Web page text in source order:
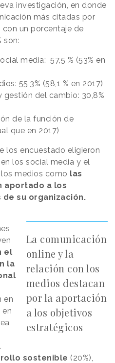
investigación, en donde
más citadas por
un porcentaje de
son:
media: 57,5 % (53% en
55,3% (58,1 % en 2017)
gestión del cambio: 30,8%
de la función de
que en 2017)
los encuestado eligieron
los social media y el
medios como las
aportado a los
su organización.
La comunicación
online y la
relación con los
medios destacan
por la aportación
a los objetivos
estratégicos
el
la
en
en
sostenible (20%),